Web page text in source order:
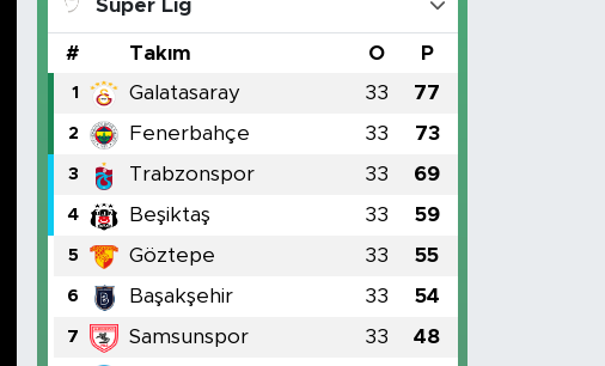
Süper Lig
# Takım O P
1 Galatasaray 33 77
2 Fenerbahçe 33 73
3 Trabzonspor 33 69
4 Beşiktaş 33 59
5 Göztepe 33 55
6 Başakşehir 33 54
7 Samsunspor 33 48